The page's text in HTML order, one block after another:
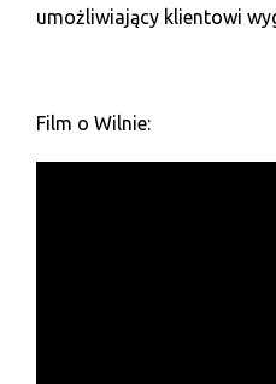
umożliwiający klientowi
Film o Wilnie: